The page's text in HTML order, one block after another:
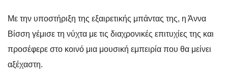
Με την υποστήριξη της εξαιρετικής μπάντας της, η Άννα
Βίσση γέμισε τη νύχτα με τις διαχρονικές επιτυχίες της και
προσέφερε στο κοινό μια μουσική εμπειρία που θα μείνει
αξέχαστη.